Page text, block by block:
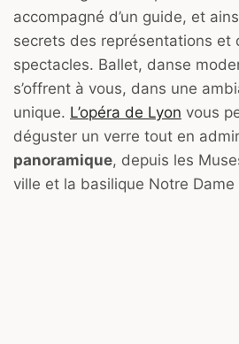
accompagné d’un guide, et
secrets des représentations et
spectacles. Ballet, danse
s’offrent à vous, dans une
unique. L’opéra de Lyon vous
déguster un verre tout en
panoramique, depuis les
ville et la basilique Notre Dame